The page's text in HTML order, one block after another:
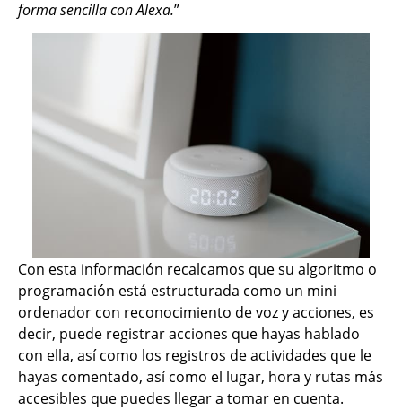
forma sencilla con Alexa.”
Con esta información recalcamos que su algoritmo o
programación está estructurada como un mini
ordenador con reconocimiento de voz y acciones, es
decir, puede registrar acciones que hayas hablado
con ella, así como los registros de actividades que le
hayas comentado, así como el lugar, hora y rutas más
accesibles que puedes llegar a tomar en cuenta.